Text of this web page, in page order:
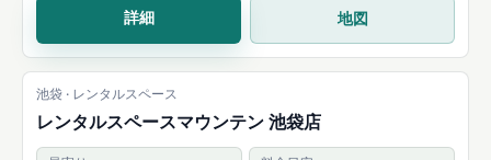
詳細 地図
池袋 · レンタルスペース
レンタルスペースマウンテン 池袋店